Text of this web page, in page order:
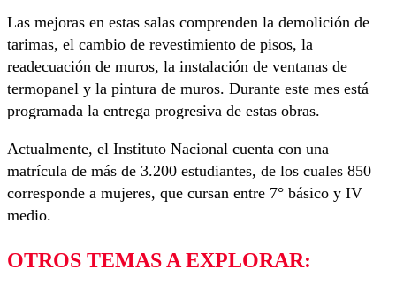
Las mejoras en estas salas comprenden la demolición de
tarimas, el cambio de revestimiento de pisos, la
readecuación de muros, la instalación de ventanas de
termopanel y la pintura de muros. Durante este mes está
programada la entrega progresiva de estas obras.
Actualmente, el Instituto Nacional cuenta con una
matrícula de más de 3.200 estudiantes, de los cuales 850
corresponde a mujeres, que cursan entre 7° básico y IV
medio.
OTROS TEMAS A EXPLORAR: